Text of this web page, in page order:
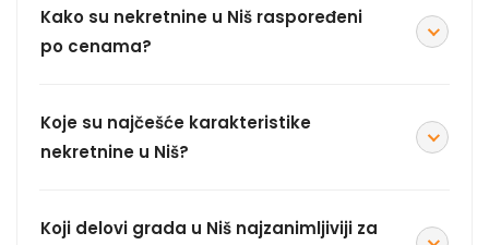
Kako su nekretnine u Niš raspoređeni
po cenama?
Koje su najčešće karakteristike
nekretnine u Niš?
Koji delovi grada u Niš najzanimljiviji za